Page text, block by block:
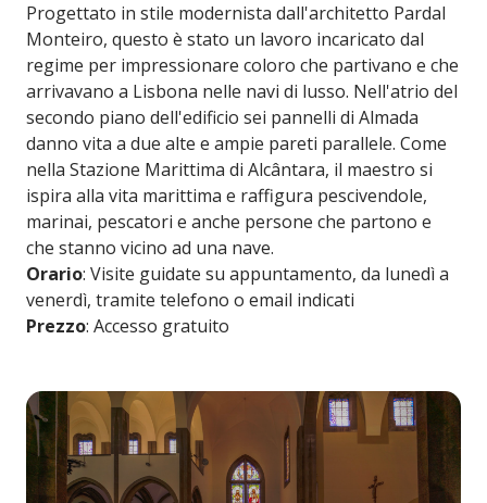
Progettato in stile modernista dall'architetto Pardal
Monteiro, questo è stato un lavoro incaricato dal
regime per impressionare coloro che partivano e che
arrivavano ​​a Lisbona nelle navi di lusso. Nell'atrio del
secondo piano dell'edificio sei pannelli di Almada
danno vita a due alte e ampie pareti parallele. Come
nella Stazione Marittima di Alcântara, il maestro si
ispira alla vita marittima e raffigura pescivendole,
marinai, pescatori e anche persone che partono e
che stanno vicino ad una nave.
Orario: Visite guidate su appuntamento, da lunedì a
venerdì, tramite telefono o email indicati
Prezzo: Accesso gratuito